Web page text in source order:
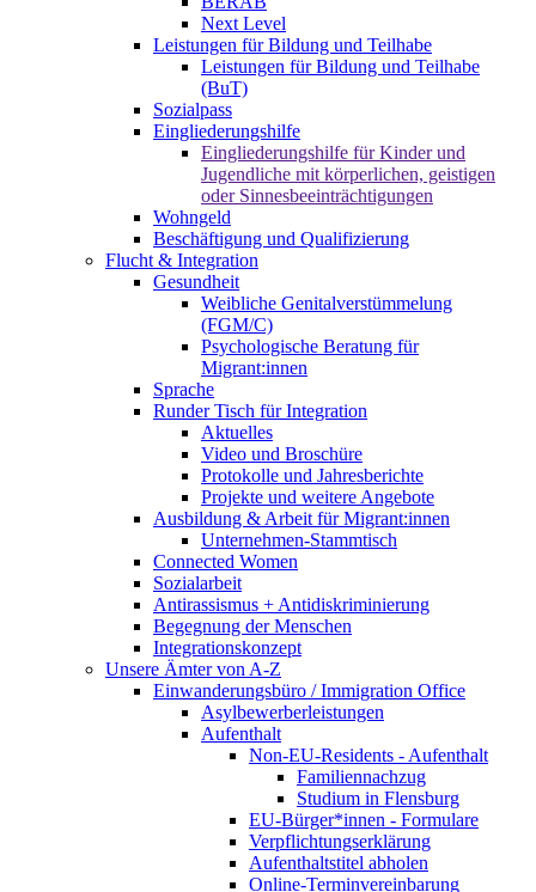
Next Level
Leistungen für Bildung und Teilhabe
Leistungen für Bildung und Teilhabe
(BuT)
Sozialpass
Eingliederungshilfe
Eingliederungshilfe für Kinder und
Jugendliche mit körperlichen, geistigen
oder Sinnesbeeinträchtigungen
Wohngeld
Beschäftigung und Qualifizierung
Flucht & Integration
Gesundheit
Weibliche Genitalverstümmelung
(FGM/C)
Psychologische Beratung für
Migrant:innen
Sprache
Runder Tisch für Integration
Aktuelles
Video und Broschüre
Protokolle und Jahresberichte
Projekte und weitere Angebote
Ausbildung & Arbeit für Migrant:innen
Unternehmen-Stammtisch
Connected Women
Sozialarbeit
Antirassismus + Antidiskriminierung
Begegnung der Menschen
Integrationskonzept
Unsere Ämter von A-Z
Einwanderungsbüro / Immigration Office
Asylbewerberleistungen
Aufenthalt
Non-EU-Residents - Aufenthalt
Familiennachzug
Studium in Flensburg
EU-Bürger*innen - Formulare
Verpflichtungserklärung
Aufenthaltstitel abholen
Online-Terminvereinbarung